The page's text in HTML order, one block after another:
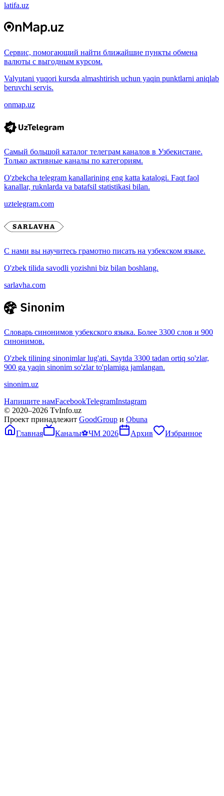
latifa.uz
Сервис, помогающий найти ближайшие пункты обмена
валюты с выгодным курсом.
Valyutani yuqori kursda almashtirish uchun yaqin punktlarni aniqlab
beruvchi servis.
onmap.uz
Самый большой каталог телеграм каналов в Узбекистане.
Только активные каналы по категориям.
O'zbekcha telegram kanallarining eng katta katalogi. Faqt faol
kanallar, ruknlarda va batafsil statistikasi bilan.
uztelegram.com
С нами вы научитесь грамотно писать на узбекском языке.
O'zbek tilida savodli yozishni biz bilan boshlang.
sarlavha.com
Словарь синонимов узбекского языка. Более 3300 слов и 900
синонимов.
O'zbek tilining sinonimlar lug'ati. Saytda 3300 tadan ortiq so'zlar,
900 ga yaqin sinonim so'zlar to'plamiga jamlangan.
sinonim.uz
Напишите намFacebookTelegramInstagram
© 2020–2026 TvInfo.uz
Проект принадлежит GoodGroup и Obuna
Главная
Каналы⚽ЧМ 2026 Архив Избранное